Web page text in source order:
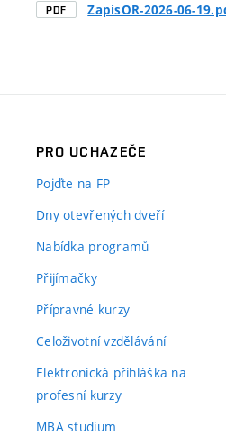
PDF ZapisOR-2026-06-
PRO UCHAZEČE
Pojďte na FP
Dny otevřených dveří
Nabídka programů
Přijímačky
Přípravné kurzy
Celoživotní vzdělávání
Elektronická přihláška na
profesní kurzy
MBA studium